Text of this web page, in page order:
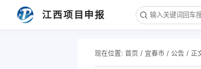
江西项目申报
现在位置: 首页 / 宜春市/ 公告 / 正